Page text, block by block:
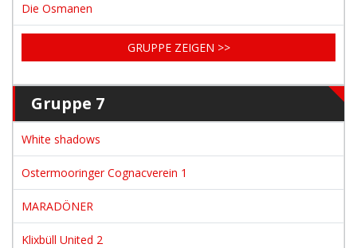
Die Osmanen
GRUPPE ZEIGEN >>
Gruppe 7
White shadows
Ostermooringer Cognacverein 1
MARADÖNER
Klixbüll United 2